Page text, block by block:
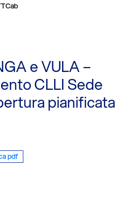
e VULA –
CLLI Sede
pianificata
pdf